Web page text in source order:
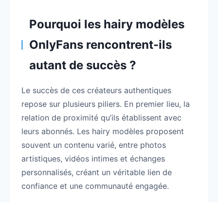
Pourquoi les hairy modèles
OnlyFans rencontrent-ils
autant de succès ?
Le succès de ces créateurs authentiques
repose sur plusieurs piliers. En premier lieu, la
relation de proximité qu’ils établissent avec
leurs abonnés. Les hairy modèles proposent
souvent un contenu varié, entre photos
artistiques, vidéos intimes et échanges
personnalisés, créant un véritable lien de
confiance et une communauté engagée.